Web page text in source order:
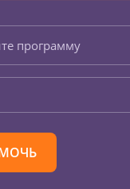
программу